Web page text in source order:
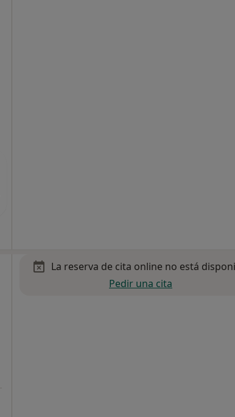
La reserva de cita online no está
Pedir una cita